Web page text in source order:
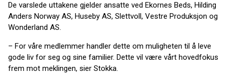
De varslede uttakene gjelder ansatte ved Ekornes Beds, Hilding
Anders Norway AS, Huseby AS, Slettvoll, Vestre Produksjon og
Wonderland AS.
– For våre medlemmer handler dette om muligheten til å leve
gode liv for seg og sine familier. Dette vil være vårt hovedfokus
frem mot meklingen, sier Stokka.